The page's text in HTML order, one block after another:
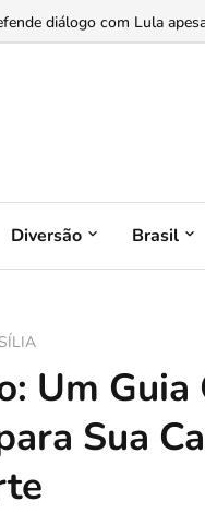
diálogo com Lula
anos de Augusto Nardes
Diversão Brasil
Um
Sua